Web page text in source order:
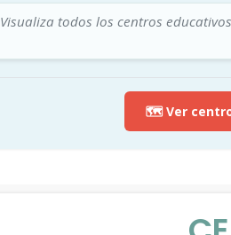
Visualiza todos los centros
🗺️ Ver